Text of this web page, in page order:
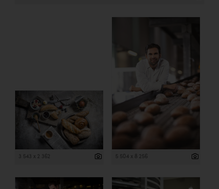
3 543 x 2 362 5 504 x 8 256